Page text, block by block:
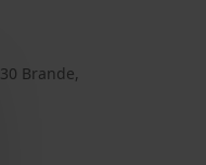
Brande,